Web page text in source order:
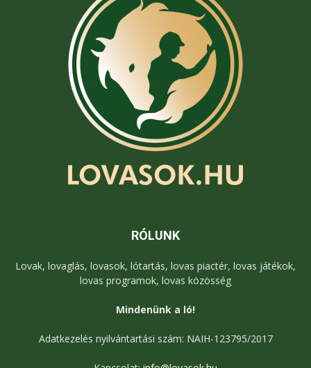
RÓLUNK
Lovak, lovaglás, lovasok, lótartás, lovas piactér, lovas játékok,
lovas programok, lovas közösség
Mindenünk a ló!
Adatkezelés nyilvántartási szám: NAIH-123795/2017